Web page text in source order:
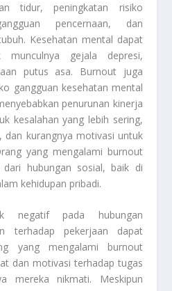
tidur, peningkatan risiko
pencernaan, dan
Kesehatan mental dapat
munculnya gejala depresi,
putus asa. Burnout juga
gangguan kesehatan mental
penurunan kinerja
kesalahan yang lebih sering,
dan kurangnya motivasi untuk
yang mengalami burnout
hubungan sosial, baik di
kehidupan pribadi.
negatif pada hubungan
terhadap pekerjaan dapat
yang mengalami burnout
dan motivasi terhadap tugas
mereka nikmati. Meskipun